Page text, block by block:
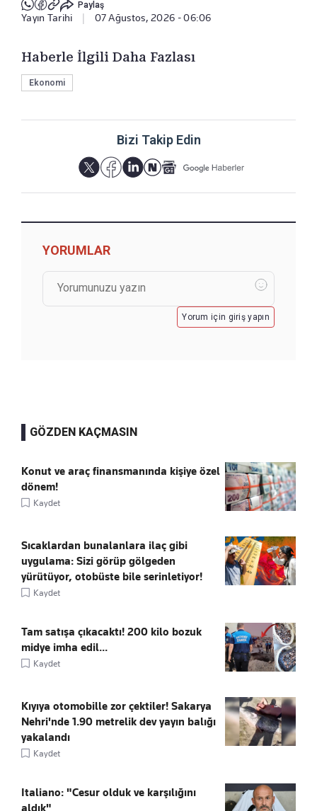
Paylaş
Yayın Tarihi 07 Ağustos, 2026 - 06:06
Haberle İlgili Daha Fazlası
Ekonomi
Bizi Takip Edin
YORUMLAR
Yorum için giriş yapın
GÖZDEN KAÇMASIN
Konut ve araç finansmanında kişiye özel
dönem!
Kaydet
Sıcaklardan bunalanlara ilaç gibi
uygulama: Sizi görüp gölgeden
yürütüyor, otobüste bile serinletiyor!
Kaydet
Tam satışa çıkacaktı! 200 kilo bozuk
midye imha edil...
Kaydet
Kıyıya otomobille zor çektiler! Sakarya
Nehri'nde 1.90 metrelik dev yayın balığı
yakalandı
Kaydet
Italiano: "Cesur olduk ve karşılığını
aldık"